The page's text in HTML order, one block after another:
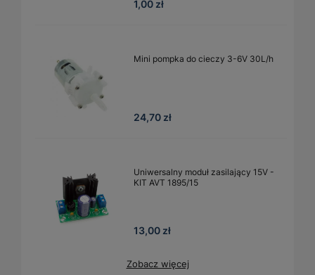
1,00 zł
Mini pompka do cieczy 3-6V 30L/h
24,70 zł
Uniwersalny moduł zasilający 15V -
KIT AVT 1895/15
13,00 zł
Zobacz więcej